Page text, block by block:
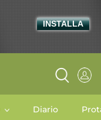
Diario
INSTALLA